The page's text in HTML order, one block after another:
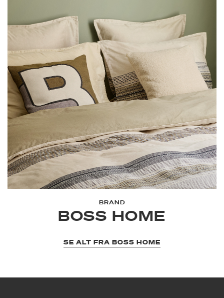
BRAND
BOSS HOME
SE ALT FRA BOSS HOME